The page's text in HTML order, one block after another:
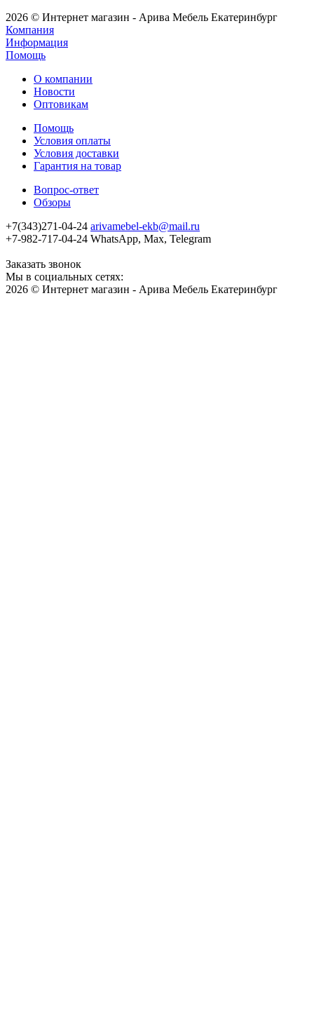
2026 © Интернет магазин - Арива Мебель Екатеринбург
Компания
Информация
Помощь
О компании
Новости
Оптовикам
Помощь
Условия оплаты
Условия доставки
Гарантия на товар
Вопрос-ответ
Обзоры
+7(343)271-04-24 arivamebel-ekb@mail.ru
+7-982-717-04-24 WhatsApp, Max, Telegram
Заказать звонок
Мы в социальных сетях:
2026 © Интернет магазин - Арива Мебель Екатеринбург